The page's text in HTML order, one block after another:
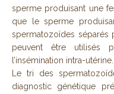
sperme produisant une
que le sperme
spermatozoïdes séparés
peuvent être utilisés
l’insémination intra-utérine.
Le tri des
diagnostic génétique